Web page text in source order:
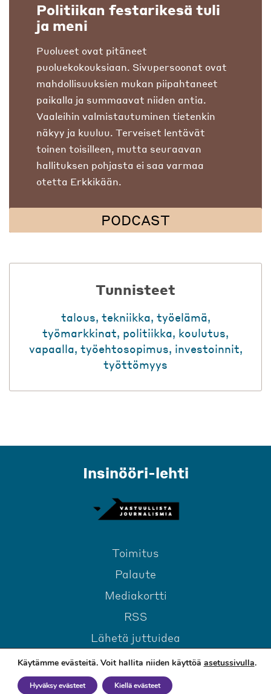
Politiikan festarikesä tuli
ja meni
Puolueet ovat pitäneet
puoluekokouksiaan. Sivupersoonat ovat
mahdollisuuksien mukan piipahtaneet
paikalla ja summaavat niiden antia.
Vaaleihin valmistautuminen tietenkin
näkyy ja kuuluu. Terveiset lentävät
toinen toisilleen, mutta seuraavan
hallituksen pohjasta ei saa varmaa
otetta Erkkikään.
PODCAST
Tunnisteet
talous, tekniikka, työelämä,
työmarkkinat, politiikka, koulutus,
vapaalla, työehtosopimus, investoinnit,
työttömyys
Insinööri-lehti
Toimitus
Palaute
Mediakortti
RSS
Lähetä juttuidea
Käytämme evästeitä. Voit hallita niiden käyttöä asetussivulla.
Hyväksy evästeet Kiellä evästeet